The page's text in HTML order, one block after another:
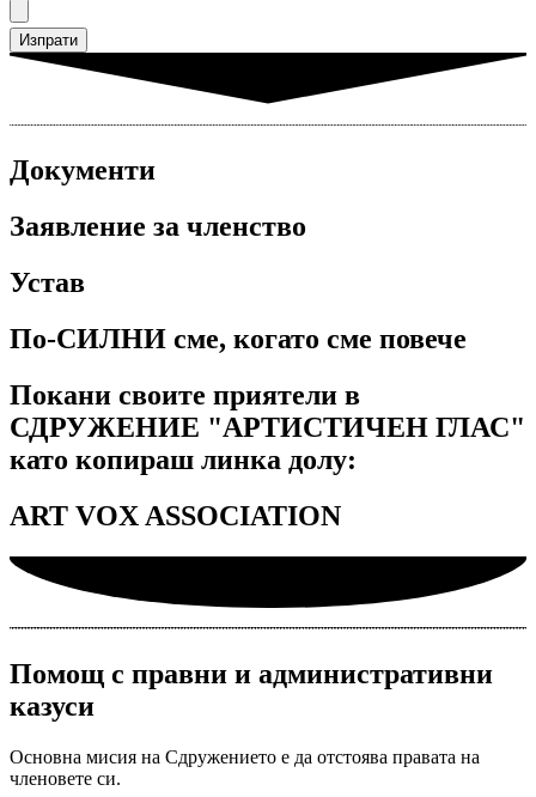
Изпрати
Документи
Заявление за членство
Устав
По-СИЛНИ сме, когато сме повече
Покани своите приятели в
СДРУЖЕНИЕ "АРТИСТИЧЕН ГЛАС"
като копираш линка долу:
ART VOX ASSOCIATION
Помощ с правни и административни
казуси
Основна мисия на Сдружението е да отстоява правата на
членовете си.